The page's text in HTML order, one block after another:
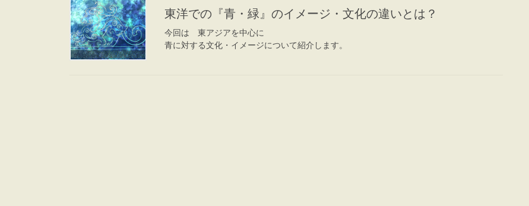
東洋での『青・緑』のイメージ・文化の違いとは？
今回は 東アジアを中心に
青に対する文化・イメージについて紹介します。